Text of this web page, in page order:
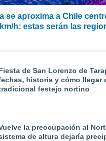
se aproxima a Chile
h: estas serán las
de San Lorenzo de
historia y cómo llegar
festejo nortino
la preocupación al
de altura dejaría